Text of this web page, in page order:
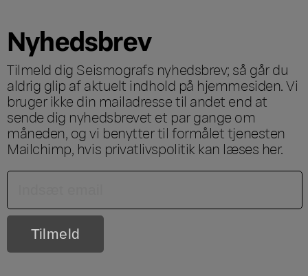
Nyhedsbrev
Tilmeld dig Seismografs nyhedsbrev; så går du
aldrig glip af aktuelt indhold på hjemmesiden. Vi
bruger ikke din mailadresse til andet end at
sende dig nyhedsbrevet et par gange om
måneden, og vi benytter til formålet tjenesten
Mailchimp, hvis privatlivspolitik kan læses her.